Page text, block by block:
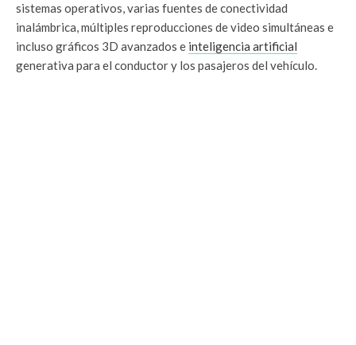
sistemas operativos, varias fuentes de conectividad
inalámbrica, múltiples reproducciones de video simultáneas e
incluso gráficos 3D avanzados e inteligencia artificial
generativa para el conductor y los pasajeros del vehículo.